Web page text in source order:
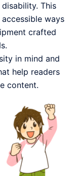
This
ways
crafted
in mind and
help readers
content.